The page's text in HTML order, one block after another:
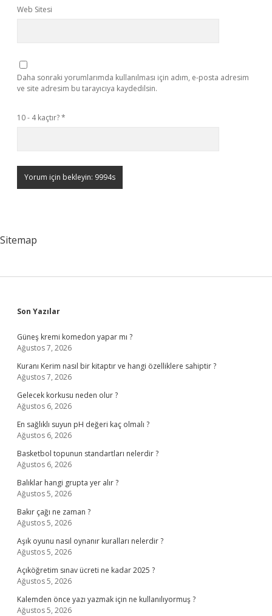
Web Sitesi
Daha sonraki yorumlarımda kullanılması için adım, e-posta adresim
ve site adresim bu tarayıcıya kaydedilsin.
10 - 4 kaçtır?*
Sitemap
Sidebar
Son Yazılar
Güneş kremi komedon yapar mı ?
Ağustos 7, 2026
Kuranı Kerim nasıl bir kitaptır ve hangi özelliklere sahiptir ?
Ağustos 7, 2026
Gelecek korkusu neden olur ?
Ağustos 6, 2026
En sağlıklı suyun pH değeri kaç olmalı ?
Ağustos 6, 2026
Basketbol topunun standartları nelerdir ?
Ağustos 6, 2026
Balıklar hangi grupta yer alır ?
Ağustos 5, 2026
Bakır çağı ne zaman ?
Ağustos 5, 2026
Aşık oyunu nasıl oynanır kuralları nelerdir ?
Ağustos 5, 2026
Açıköğretim sınav ücreti ne kadar 2025 ?
Ağustos 5, 2026
Kalemden önce yazı yazmak için ne kullanılıyormuş ?
Ağustos 5, 2026